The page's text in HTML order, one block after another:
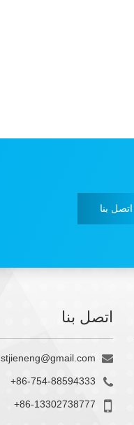
اتصل بنا
اتصل بنا
stjieneng@gmail.com
+86-754-88594333
+86-13302738777